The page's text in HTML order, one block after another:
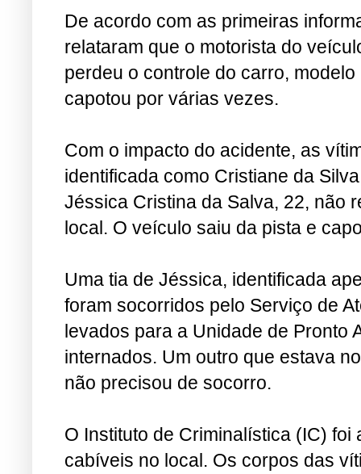
De acordo com as primeiras
relataram que o motorista do
perdeu o controle do carro,
capotou por várias vezes.
Com o impacto do acidente, as
identificada como Cristiane da
Jéssica Cristina da Salva, 22, não
local. O veículo saiu da pista e
Uma tia de Jéssica, identificada
foram socorridos pelo Serviço de
levados para a Unidade de Pronto
internados. Um outro que estava
não precisou de socorro.
O Instituto de Criminalística (IC)
cabíveis no local. Os corpos das